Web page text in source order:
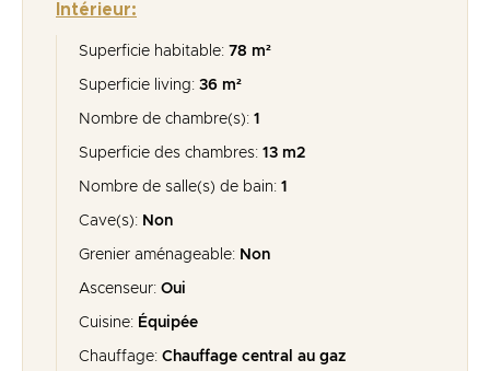
Intérieur:
Superficie habitable: 78 m²
Superficie living: 36 m²
Nombre de chambre(s): 1
Superficie des chambres: 13 m2
Nombre de salle(s) de bain: 1
Cave(s): Non
Grenier aménageable: Non
Ascenseur: Oui
Cuisine: Équipée
Chauffage: Chauffage central au gaz